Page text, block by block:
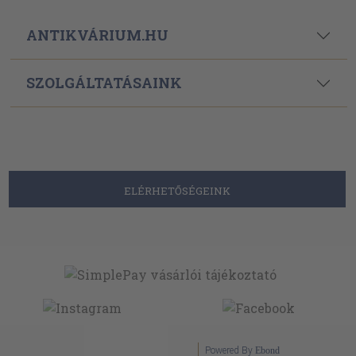
ANTIKVÁRIUM.HU
SZOLGÁLTATÁSAINK
ELÉRHETŐSÉGEINK
Powered By Ebond